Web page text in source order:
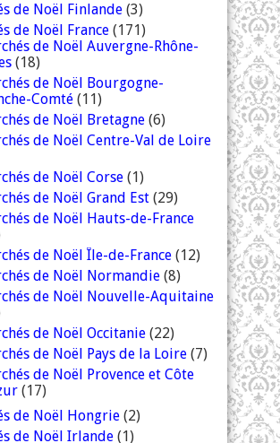
de Noël Finlande (3)
de Noël France (171)
de Noël Auvergne-Rhône-
(18)
de Noël Bourgogne-
Comté (11)
de Noël Bretagne (6)
de Noël Centre-Val de Loire
de Noël Corse (1)
de Noël Grand Est (29)
de Noël Hauts-de-France
de Noël Île-de-France (12)
de Noël Normandie (8)
de Noël Nouvelle-Aquitaine
de Noël Occitanie (22)
de Noël Pays de la Loire (7)
de Noël Provence et Côte
(17)
de Noël Hongrie (2)
de Noël Irlande (1)